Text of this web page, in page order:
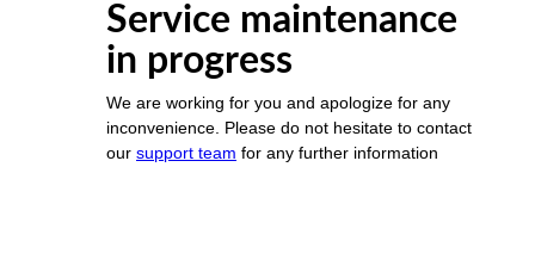
Service maintenance
in progress
We are working for you and apologize for any
inconvenience. Please do not hesitate to contact
our support team for any further information